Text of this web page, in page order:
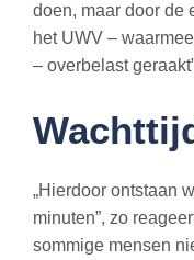
doen, maar door de
het UWV –
– overbelast
„Hierdoor ontstaan
minuten”, zo
sommige mensen